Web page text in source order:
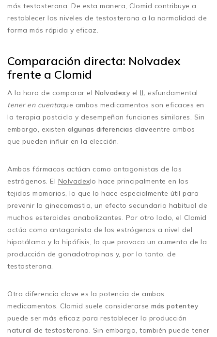
más testosterona. De esta manera, Clomid contribuye a
restablecer los niveles de testosterona a la normalidad de
forma más rápida y eficaz.
Comparación directa: Nolvadex
frente a Clomid
A la hora de comparar el Nolvadexy el Il, esfundamental
tener en cuentaque ambos medicamentos son eficaces en
la terapia postciclo y desempeñan funciones similares. Sin
embargo, existen algunas diferencias claveentre ambos
que pueden influir en la elección.
Ambos fármacos actúan como antagonistas de los
estrógenos. El Nolvadexlo hace principalmente en los
tejidos mamarios, lo que lo hace especialmente útil para
prevenir la ginecomastia, un efecto secundario habitual de
muchos esteroides anabolizantes. Por otro lado, el Clomid
actúa como antagonista de los estrógenos a nivel del
hipotálamo y la hipófisis, lo que provoca un aumento de la
producción de gonadotropinas y, por lo tanto, de
testosterona.
Otra diferencia clave es la potencia de ambos
medicamentos. Clomid suele considerarse más potentey
puede ser más eficaz para restablecer la producción
natural de testosterona. Sin embargo, también puede tener